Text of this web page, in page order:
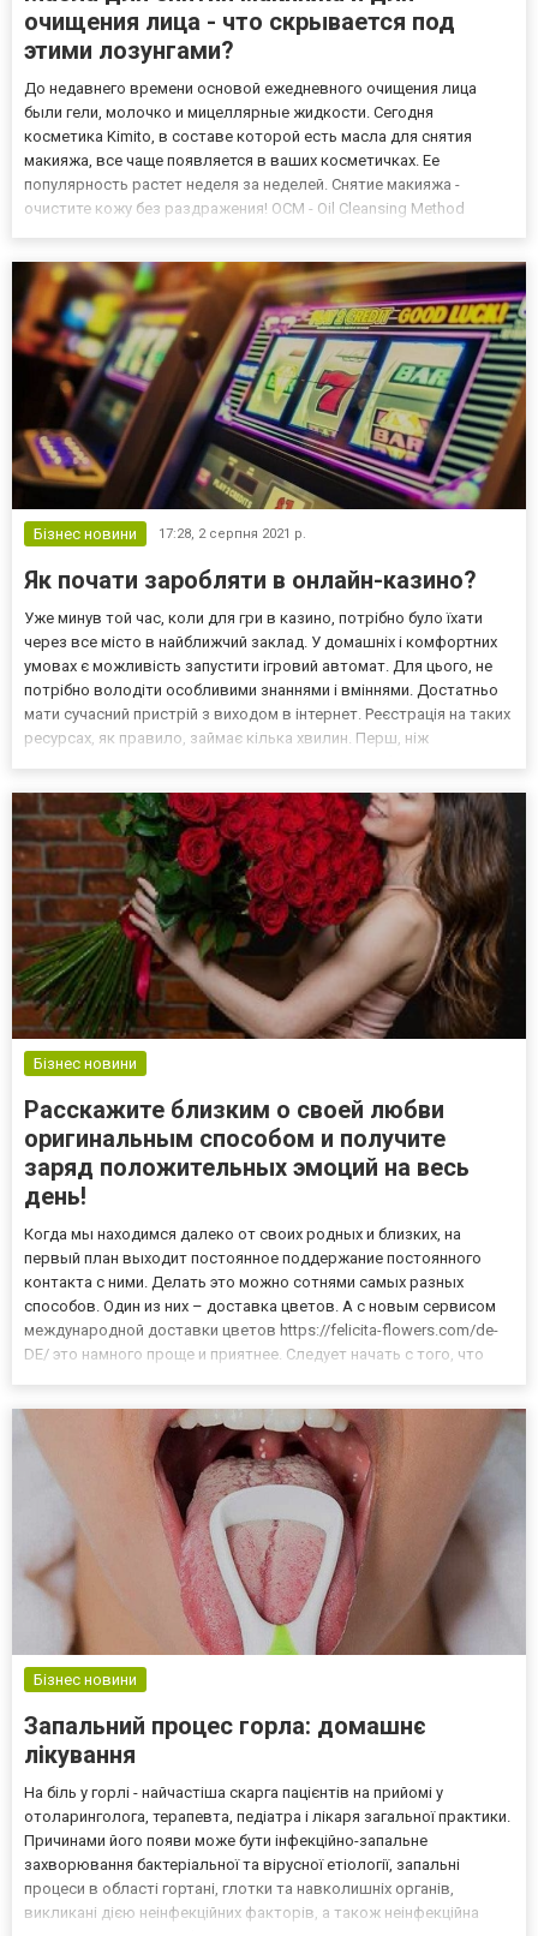
очищения лица - что скрывается под
этими лозунгами?
До недавнего времени основой ежедневного очищения лица
были гели, молочко и мицеллярные жидкости. Сегодня
косметика Kimito, в составе которой есть масла для снятия
макияжа, все чаще появляется в ваших косметичках. Ее
популярность растет неделя за неделей. Снятие макияжа -
очистите кожу без раздражения! OCM - Oil Cleansing Method
маслами являе...
Бізнес новини 17:28, 2 серпня 2021 р.
Як почати заробляти в онлайн-казино?
Уже минув той час, коли для гри в казино, потрібно було їхати
через все місто в найближчий заклад. У домашніх і комфортних
умовах є можливість запустити ігровий автомат. Для цього, не
потрібно володіти особливими знаннями і вміннями. Достатньо
мати сучасний пристрій з виходом в інтернет. Реєстрація на таких
ресурсах, як правило, займає кілька хвилин. Перш, ніж
Бізнес новини
Расскажите близким о своей любви
оригинальным способом и получите
заряд положительных эмоций на весь
день!
Когда мы находимся далеко от своих родных и близких, на
первый план выходит постоянное поддержание постоянного
контакта с ними. Делать это можно сотнями самых разных
способов. Один из них – доставка цветов. А с новым сервисом
международной доставки цветов https://felicita-flowers.com/de-
DE/ это намного проще и приятнее. Следует начать с того, что
Бізнес новини
Запальний процес горла: домашнє
лікування
На біль у горлі - найчастіша скарга пацієнтів на прийомі у
отоларинголога, терапевта, педіатра і лікаря загальної практики.
Причинами його появи може бути інфекційно-запальне
захворювання бактеріальної та вірусної етіології, запальні
процеси в області гортані, глотки та навколишніх органів,
викликані дією неінфекційних факторів, а також неінфекційна